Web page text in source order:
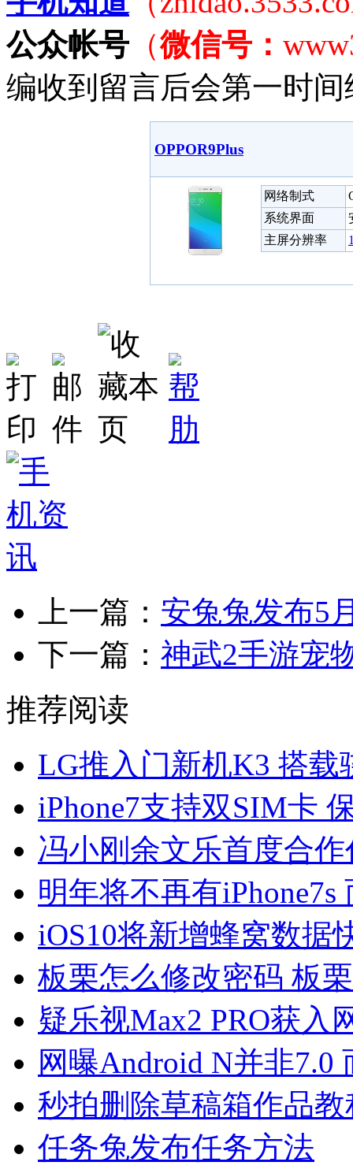
公众帐号（微信号：
编收到留言后会第一时
OPPOR9Plus
网络制式
系统界面
主屏分辨率
上一篇： 安兔兔发布5
下一篇： 神武2手游宠
推荐阅读
LG推入门新机K3 搭载
iPhone7支持双SIM卡
冯小刚余文乐首度合
明年将不再有iPhone7s
iOS10将新增蜂窝数据
板栗怎么修改密码 板
疑乐视Max2 PRO获入
网曝Android N并非7.0
秒拍删除草稿箱作品教
任务兔发布任务方法